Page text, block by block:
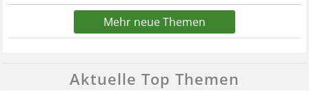
Mehr neue Themen
Aktuelle Top Themen